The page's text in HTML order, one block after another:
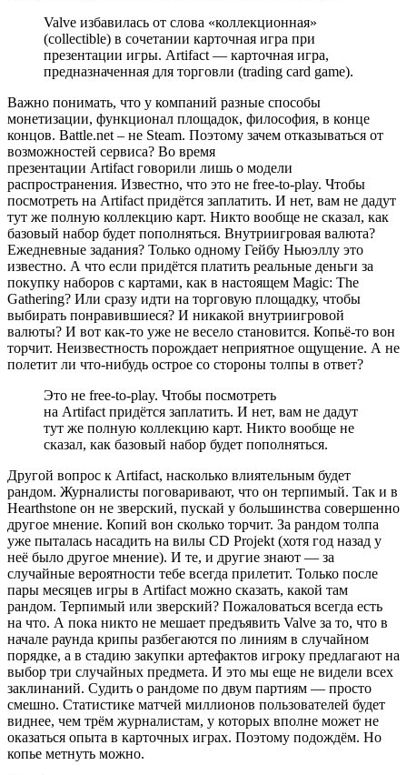
Valve избавилась от слова «коллекционная»
(collectible) в сочетании карточная игра при
презентации игры. Artifact — карточная игра,
предназначенная для торговли (trading card game).
Важно понимать, что у компаний разные способы
монетизации, функционал площадок, философия, в конце
концов. Battle.net – не Steam. Поэтому зачем отказываться от
возможностей сервиса? Во время
презентации Artifact говорили лишь о модели
распространения. Известно, что это не free-to-play. Чтобы
посмотреть на Artifact придётся заплатить. И нет, вам не дадут
тут же полную коллекцию карт. Никто вообще не сказал, как
базовый набор будет пополняться. Внутриигровая валюта?
Ежедневные задания? Только одному Гейбу Ньюэллу это
известно. А что если придётся платить реальные деньги за
покупку наборов с картами, как в настоящем Magic: The
Gathering? Или сразу идти на торговую площадку, чтобы
выбирать понравившиеся? И никакой внутриигровой
валюты? И вот как-то уже не весело становится. Копьё-то вон
торчит. Неизвестность порождает неприятное ощущение. А не
полетит ли что-нибудь острое со стороны толпы в ответ?
Это не free-to-play. Чтобы посмотреть
на Artifact придётся заплатить. И нет, вам не дадут
тут же полную коллекцию карт. Никто вообще не
сказал, как базовый набор будет пополняться.
Другой вопрос к Artifact, насколько влиятельным будет
рандом. Журналисты поговаривают, что он терпимый. Так и в
Hearthstone он не зверский, пускай у большинства совершенно
другое мнение. Копий вон сколько торчит. За рандом толпа
уже пыталась насадить на вилы CD Projekt (хотя год назад у
неё было другое мнение). И те, и другие знают — за
случайные вероятности тебе всегда прилетит. Только после
пары месяцев игры в Artifact можно сказать, какой там
рандом. Терпимый или зверский? Пожаловаться всегда есть
на что. А пока никто не мешает предъявить Valve за то, что в
начале раунда крипы разбегаются по линиям в случайном
порядке, а в стадию закупки артефактов игроку предлагают на
выбор три случайных предмета. И это мы еще не видели всех
заклинаний. Судить о рандоме по двум партиям — просто
смешно. Статистике матчей миллионов пользователей будет
виднее, чем трём журналистам, у которых вполне может не
оказаться опыта в карточных играх. Поэтому подождём. Но
копье метнуть можно.